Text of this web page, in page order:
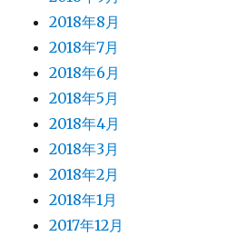
2018年8月
2018年7月
2018年6月
2018年5月
2018年4月
2018年3月
2018年2月
2018年1月
2017年12月